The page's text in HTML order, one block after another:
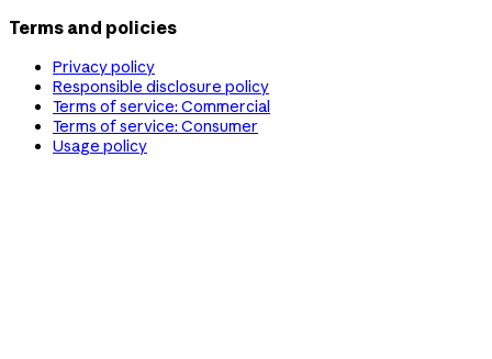
Terms and policies
Privacy policy
Responsible disclosure policy
Terms of service: Commercial
Terms of service: Consumer
Usage policy